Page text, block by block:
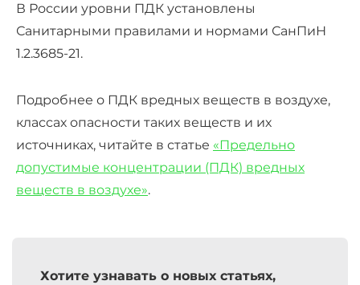
В России уровни ПДК установлены
Санитарными правилами и нормами СанПиН
1.2.3685-21.
Подробнее о ПДК вредных веществ в воздухе,
классах опасности таких веществ и их
источниках, читайте в статье «Предельно
допустимые концентрации (ПДК) вредных
веществ в воздухе».
Хотите узнавать о новых статьях,